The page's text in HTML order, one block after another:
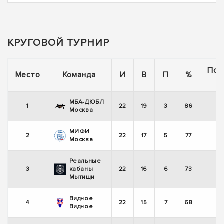
КРУГОВОЙ ТУРНИР
Место Команда И В П %
1
МБА-ДЮБЛ
Москва
22 19 3 86
2
МИФИ
Москва
22 17 5 77
3
Реальные
кабаны
Мытищи
22 16 6 73
4
Видное
Видное
22 15 7 68